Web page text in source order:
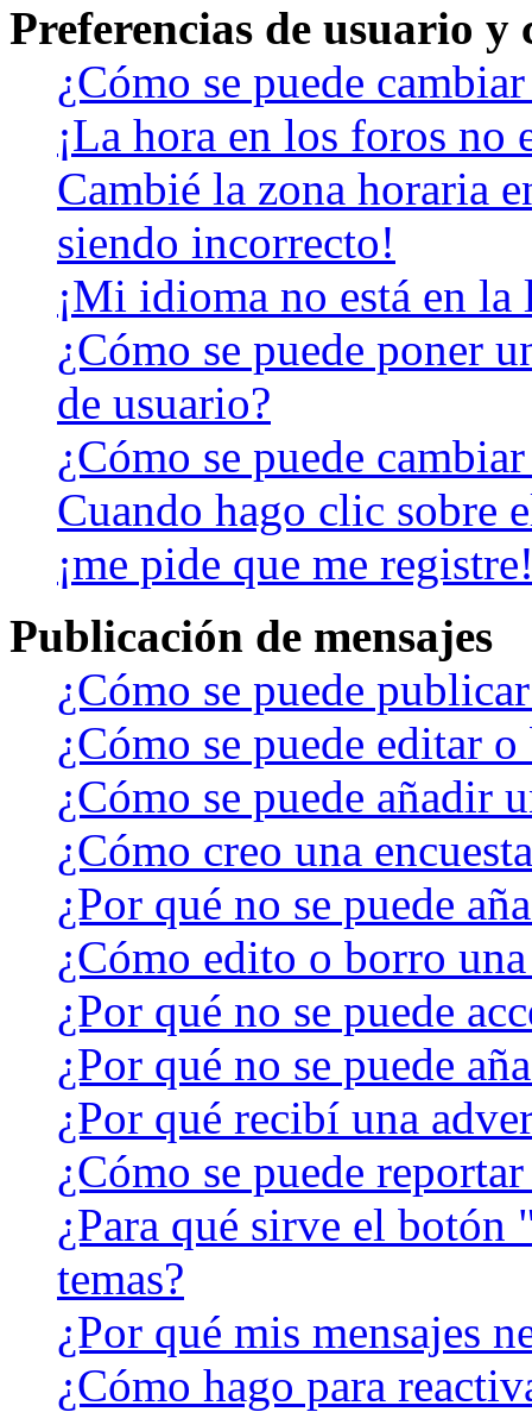
Preferencias de usuario y
¿Cómo se puede
¡La hora en los foros no
Cambié la zona horaria
siendo incorrecto!
¡Mi idioma no está en la
¿Cómo se puede poner
de usuario?
¿Cómo se puede
Cuando hago clic sobre
¡me pide que me
Publicación de mensajes
¿Cómo se puede
¿Cómo se puede editar
¿Cómo se puede añadir
¿Cómo creo una
¿Por qué no se puede
¿Cómo edito o borro una
¿Por qué no se puede
¿Por qué no se puede
¿Por qué recibí una
¿Cómo se puede
¿Para qué sirve el
temas?
¿Por qué mis mensajes
¿Cómo hago para